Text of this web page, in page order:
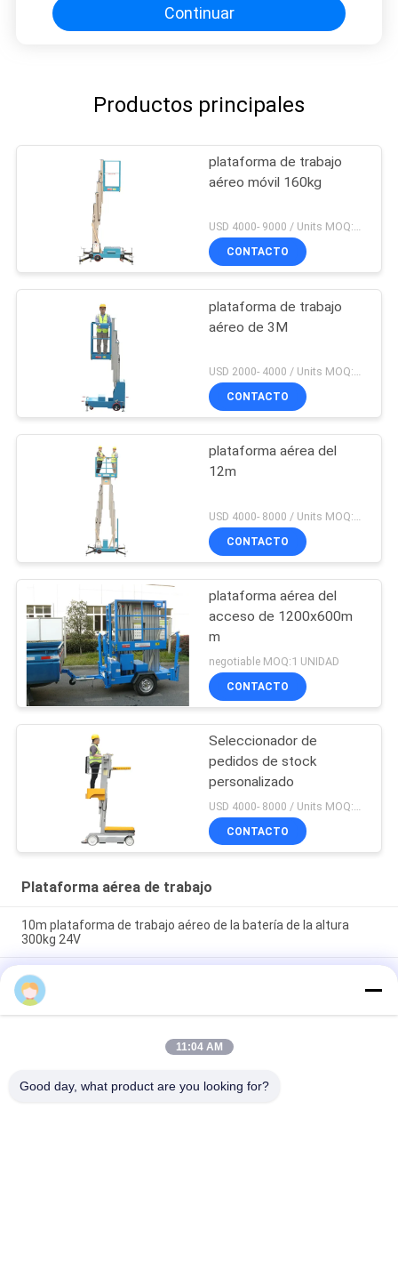
Continuar
Productos principales
plataforma de trabajo
aéreo móvil 160kg
USD 4000- 9000 / Units MOQ:1 set
CONTACTO
plataforma de trabajo
aéreo de 3M
USD 2000- 4000 / Units MOQ:1 set
CONTACTO
plataforma aérea del
12m
USD 4000- 8000 / Units MOQ:1 UNIDAD
CONTACTO
plataforma aérea del
acceso de 1200x600m
m
negotiable MOQ:1 UNIDAD
CONTACTO
Seleccionador de
pedidos de stock
personalizado
CONTACTO
Plataforma aérea de trabajo
10m plataforma de trabajo aéreo de la batería de la altura
300kg 24V
Elevación aérea de la plataforma de la plataforma de trabajo
aéreo de la elevación del hombre del palo del doble de la
aleación de aluminio de 12 M
8 m Elevación de mástil vertical de aluminio elevación de un
solo mástil plataforma de elevación vertical plataforma de
11:04 AM
Good day, what product are you looking for?